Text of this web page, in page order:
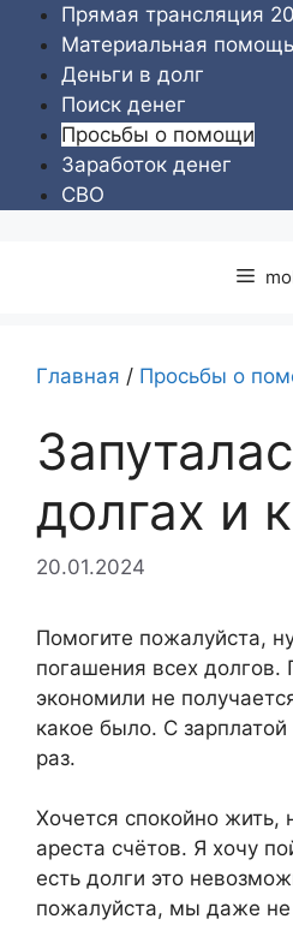
Перейти
содержимому
Прямая трансляция
Материальная помощь
Деньги в долг
Поиск денег
Просьбы о помощи
Заработок денег
СВО
Главная / Просьбы о
долгах и
20.01.2024
Помогите пожалуйста,
погашения всех долгов.
экономили не
какое было. С
раз.
Хочется спокойно жить,
ареста счётов. Я хочу
есть долги это
пожалуйста, мы даже